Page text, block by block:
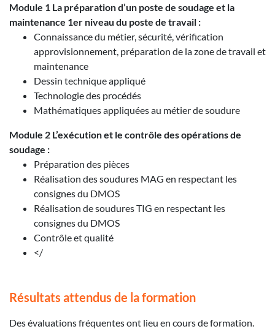
Module 1 La préparation d’un poste de soudage et la
maintenance 1er niveau du poste de travail :
Connaissance du métier, sécurité, vérification
approvisionnement, préparation de la zone de travail et
maintenance
Dessin technique appliqué
Technologie des procédés
Mathématiques appliquées au métier de soudure
Module 2 L’exécution et le contrôle des opérations de
soudage :
Préparation des pièces
Réalisation des soudures MAG en respectant les
consignes du DMOS
Réalisation de soudures TIG en respectant les
consignes du DMOS
Contrôle et qualité
</
Résultats attendus de la formation
Des évaluations fréquentes ont lieu en cours de formation.